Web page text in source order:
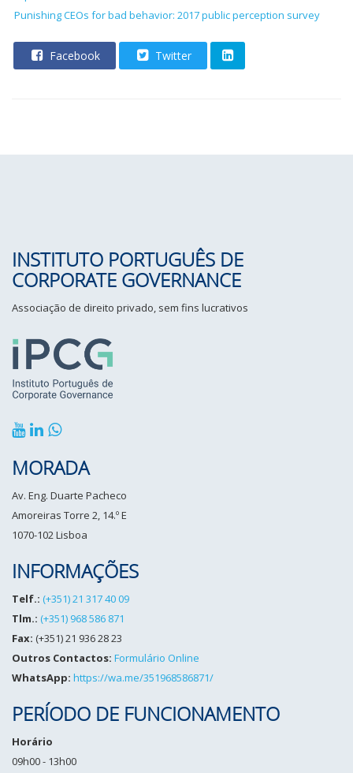
Punishing CEOs for bad behavior: 2017 public perception survey
Facebook Twitter
INSTITUTO PORTUGUÊS DE
CORPORATE GOVERNANCE
Associação de direito privado, sem fins lucrativos
MORADA
Av. Eng. Duarte Pacheco
Amoreiras Torre 2, 14.º E
1070-102 Lisboa
INFORMAÇÕES
Telf.: (+351) 21 317 40 09
Tlm.: (+351) 968 586 871
Fax: (+351) 21 936 28 23
Outros Contactos: Formulário Online
WhatsApp: https://wa.me/351968586871/
PERÍODO DE FUNCIONAMENTO
Horário
09h00 - 13h00